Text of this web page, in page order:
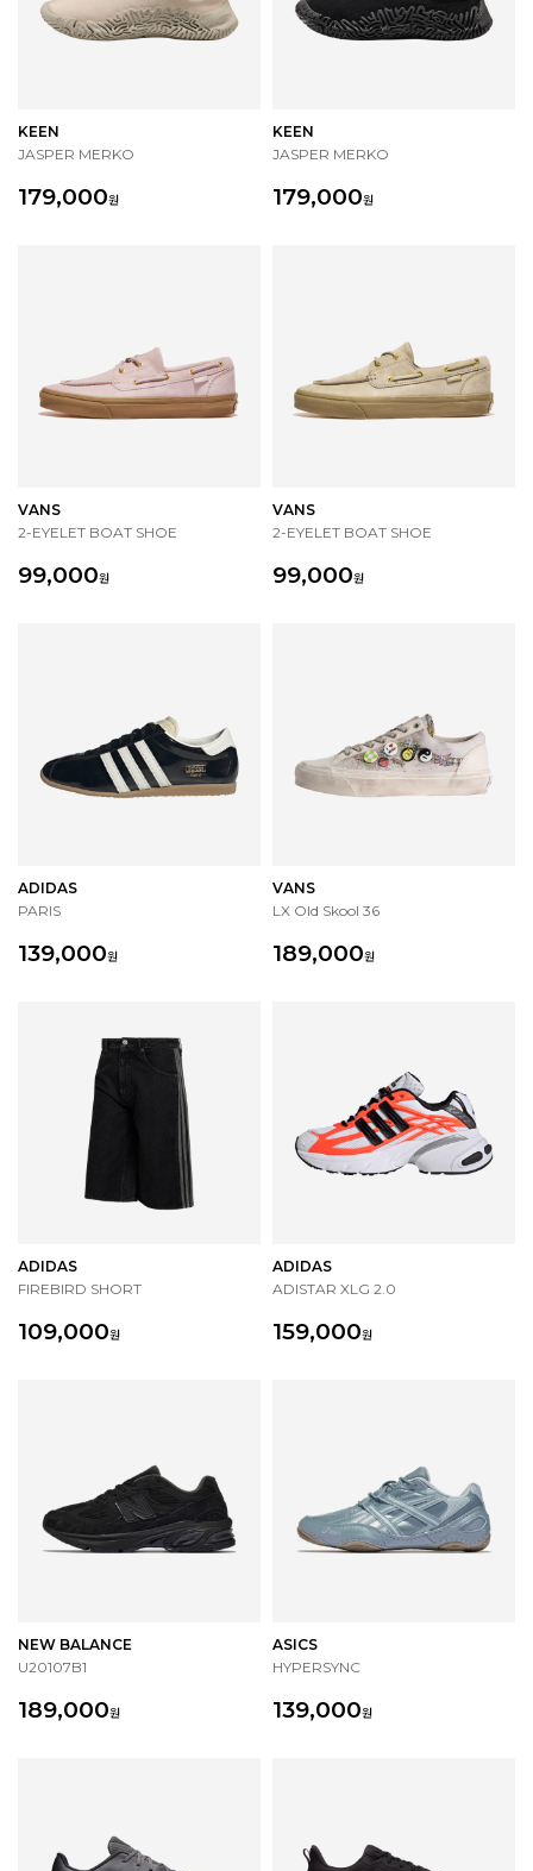
KEEN
JASPER MERKO
179,000원
KEEN
JASPER MERKO
179,000원
VANS
2-EYELET BOAT SHOE
99,000원
VANS
2-EYELET BOAT SHOE
99,000원
ADIDAS
PARIS
139,000원
VANS
LX Old Skool 36
189,000원
ADIDAS
FIREBIRD SHORT
109,000원
ADIDAS
ADISTAR XLG 2.0
159,000원
NEW BALANCE
U20107B1
189,000원
ASICS
HYPERSYNC
139,000원